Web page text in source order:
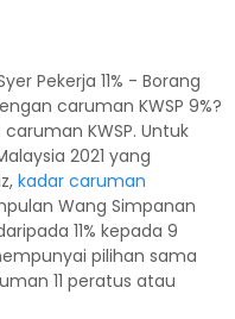
Pekerja 11% - Borang
caruman KWSP 9%?
KWSP. Untuk
2021 yang
kadar caruman
Wang Simpanan
11% kepada 9
pilihan sama
11 peratus atau